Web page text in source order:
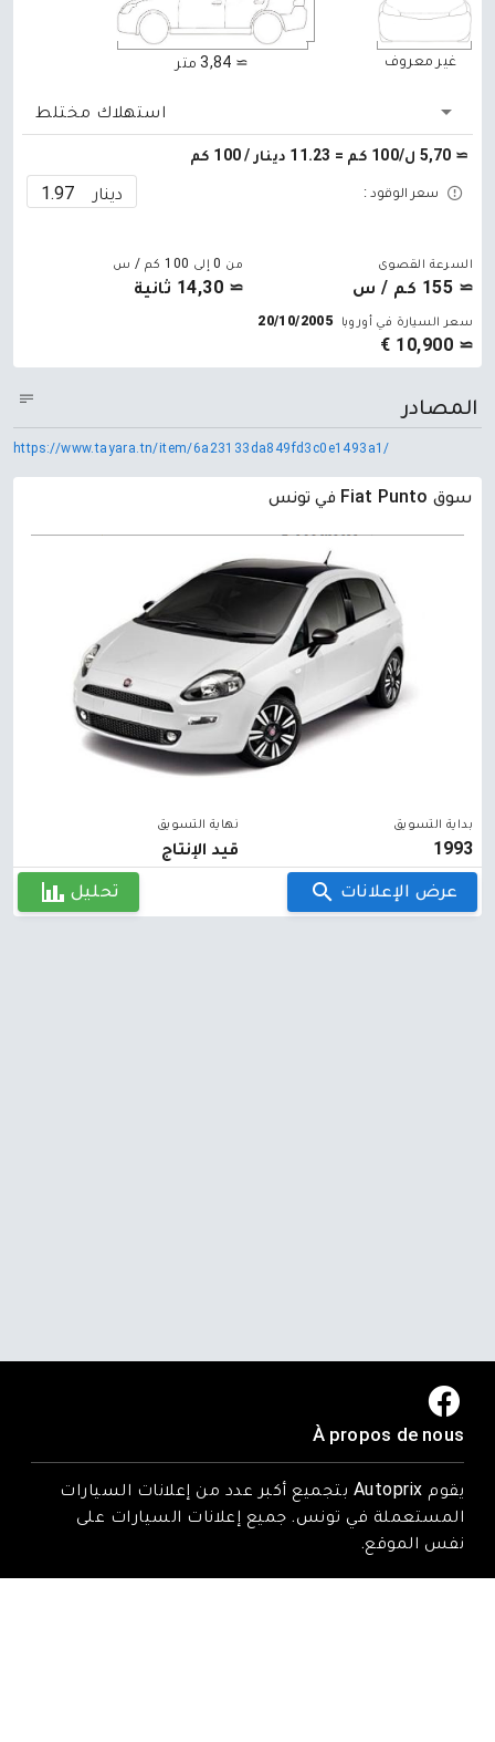
≃ 3,84 متر غير معروف
استهلاك مختلط
≃ 5,70 ل/100 كم = 11.23 دينار / 100 كم
سعر الوقود : دينار
السرعة القصوى
≃ 155 كم / س
من 0 إلى 100 كم / س
≃ 14,30 ثانية
سعر السيارة في أوروبا 20/10/2005
≃ 10,900 €
المصادر
https://www.tayara.tn/item/6a23133da849fd3c0e1493a1/
سوق Fiat Punto في تونس
بداية التسويق
1993
نهاية التسويق
قيد الإنتاج
عرض الإعلانات تحليل
À propos de nous
يقوم Autoprix بتجميع أكبر عدد من إعلانات السيارات
المستعملة في تونس. جميع إعلانات السيارات على
نفس الموقع.